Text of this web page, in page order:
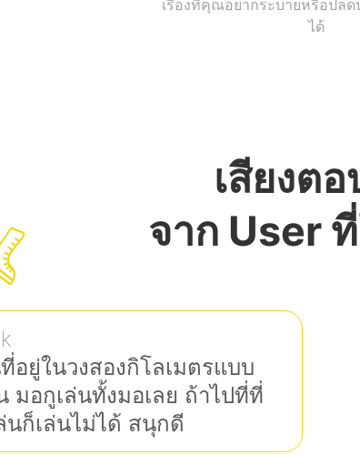
เรื่องที่คุณอยากระบายหรือปลด
ได้
เสียงต
จาก User
อยู่ในวงสองกิโลเมตรแบบ
มอกูเล่นทั้งมอเลย ถ้าไปที่ที่
นก็เล่นไม่ได้ สนุกดี